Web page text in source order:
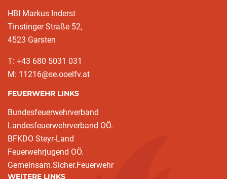
HBI Markus Inderst
Tinstinger Straße 52,
4523 Garsten
T: +43 680 5031 031
M: 11216@se.ooelfv.at
FEUERWEHR LINKS
Bundesfeuerwehrverband
Landesfeuerwehrverband OÖ.
BFKDO Steyr-Land
Feuerwehrjugend OÖ.
Gemeinsam.Sicher.Feuerwehr
WEITERE LINKS